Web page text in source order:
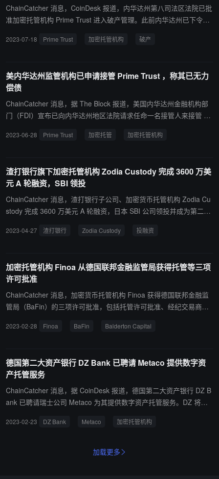
围的方法。、 BlockFold 成立于 2021 年，专门从事代币化和智能合
约开发，客户包括大型金融机构等。
ChainCatcher 消息，CoinDesk 报道，内华达州第八司法区法院已批
准加密托管机构 Prime Trust 进入破产管理。此前内华达州已下令该
提交给内华达州工商业部金融机构部门（FDI）的文件，Prime Trust
道，今年 6 月，内华达州监管机构宣布已申请接管 Prime Trust，并
冻结其所有业务。另一家加密托管机构 BitGo 终止了对 Prime Trust
的收购。据悉，Prime Trust 分别欠客户 8567 万美元的法币和 6950.
9 万美元的数字货币，但仅持有290.4万美元的法币和6864.8万美元
足从旧钱包中提款的要求。
2023-07-18 Prime Trust 加密托管机构 破产
美内华达州监管机构已申请接管 Prime Trust ，称其已无力
偿债
ChainCatcher 消息，据 The Block 报道，美国内华达州金融机构部
门（FDI）宣布已向内华达州地区法院请求任命一名接管人来接管 Pri
Prime 客户的选择，要么整改并将该公司交还给私人管理，要么将其
Prime Trust 早在 2021 年已失去了对旧钱包的访问权限，并使用客
户资产来回购加密货币。Prime Trust 分别欠客户 8567 万美元的法
币和 6950.9 万美元的数字货币，但目前仅持有 290.4 万美元的法币
和 6864.8 万美元的加密货币。（The Block）
2023-06-28 Prime Trust 加密托管 加密托管机构
渣打银行旗下加密托管机构 Zodia Custody 完成 3600 万美
元 A 轮融资，SBI 领投
ChainCatcher 消息，渣打银行子公司、加密货币托管机构 Zodia Cu
stody 完成 3600 万美元 A 轮融资，日本 SBI 公司领投并成为第二大
于增加更多数字资产，包括抵押的 ETH。 此前报道，Zodia Custody
持有该业务 10% 的股份。（彭博社）
2023-04-27 渣打银行 Zodia Custody 投融资
加密托管机构 Finoa 从德国联邦金融监管局获得托管等三项
许可批准
ChainCatcher 消息，加密货币托管机构 Finoa 获得德国联邦金融监
管局（BaFin）的三项许可批准，包括托管许可批准、经纪交易商和
entures 领投的战略风险投资，原有投资方包括 Balderton Capital、
资，Balderton Capital 领投。（CoinDesk）
2023-02-28 Finoa BaFin Balderton Capital
德国第二大资产银行 DZ Bank 已聘请 Metaco 提供数字资
产托管服务
ChainCatcher 消息，据 CoinDesk 报道，德国第二大资产银行 DZ B
ank 已聘请瑞士公司 Metaco 为其提供数字资产托管服务。DZ 将使
务。 此前，Metaco 已于花旗银行、法国兴业银行 (GLE) 和 DekaBa
2023-02-23 DZ Bank Metaco 加密托管机构
加载更多